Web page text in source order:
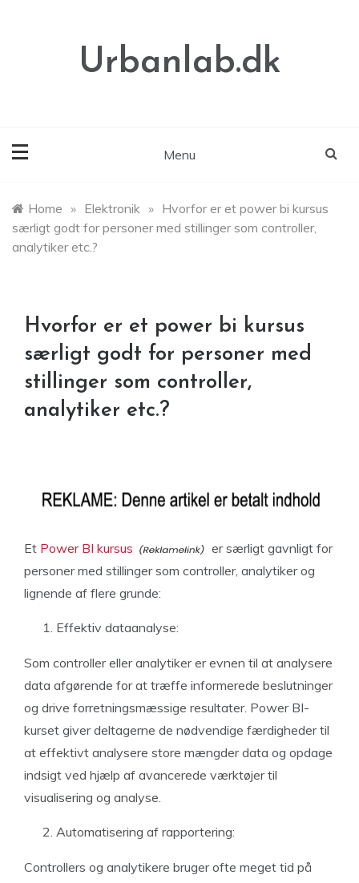
Urbanlab.dk
Menu
Home » Elektronik » Hvorfor er et power bi kursus
særligt godt for personer med stillinger som controller,
analytiker etc.?
Hvorfor er et power bi kursus
særligt godt for personer med
stillinger som controller,
analytiker etc.?
Et Power BI kursus
er særligt gavnligt for
personer med stillinger som controller, analytiker og
lignende af flere grunde:
Effektiv dataanalyse:
Som controller eller analytiker er evnen til at analysere
data afgørende for at træffe informerede beslutninger
og drive forretningsmæssige resultater. Power BI-
kurset giver deltagerne de nødvendige færdigheder til
at effektivt analysere store mængder data og opdage
indsigt ved hjælp af avancerede værktøjer til
visualisering og analyse.
Automatisering af rapportering:
Controllers og analytikere bruger ofte meget tid på